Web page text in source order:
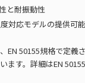
と耐振動性
対応モデルの提供可能
EN 50155規格で定義
ます。詳細はEN